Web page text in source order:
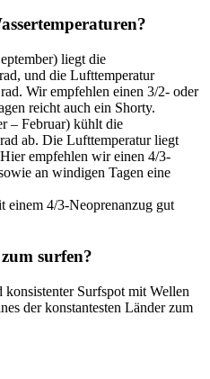
liegt die
und die Lufttemperatur
Wir empfehlen einen 3/2- oder
reicht auch ein Shorty.
– Februar) kühlt die
ab. Die Lufttemperatur liegt
empfehlen wir einen 4/3-
an windigen Tagen eine
einem 4/3-Neoprenanzug gut
surfen?
konsistenter Surfspot mit Wellen
der konstantesten Länder zum